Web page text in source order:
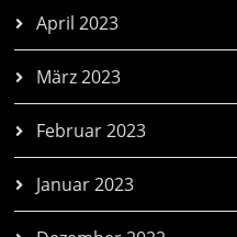
April 2023
März 2023
Februar 2023
Januar 2023